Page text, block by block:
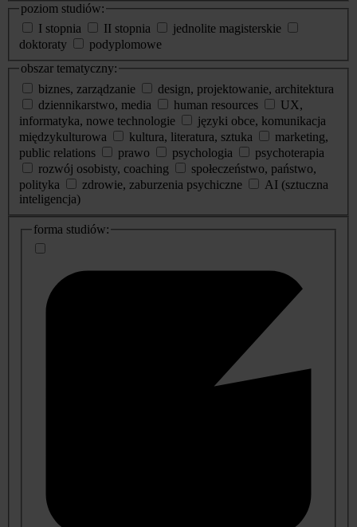
poziom studiów:
I stopnia
II stopnia
jednolite magisterskie
doktoraty
podyplomowe
obszar tematyczny:
biznes, zarządzanie
design, projektowanie, architektura
dziennikarstwo, media
human resources
UX,
informatyka, nowe technologie
języki obce, komunikacja
międzykulturowa
kultura, literatura, sztuka
marketing,
public relations
prawo psychologia
psychoterapia
rozwój osobisty, coaching
społeczeństwo, państwo,
polityka
zdrowie, zaburzenia psychiczne
AI (sztuczna
inteligencja)
dodatkowe
informacje
forma studiów: